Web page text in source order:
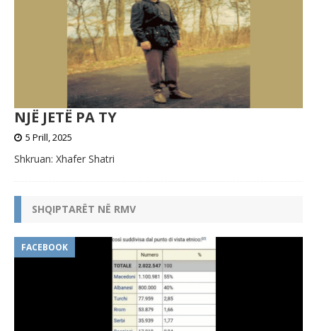
NJË JETË PA TY
5 Prill, 2025
Shkruan: Xhafer Shatri
SHQIPTARËT NË RMV
FACEBOOK